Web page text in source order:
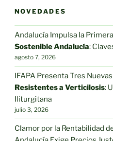
NOVEDADES
Andalucía Impulsa la Primera
Sostenible Andalucía:
agosto 7, 2026
IFAPA Presenta Tres Nuevas
Resistentes a Verticilosis:
Iliturgitana
julio 3, 2026
Clamor por la Rentabilidad